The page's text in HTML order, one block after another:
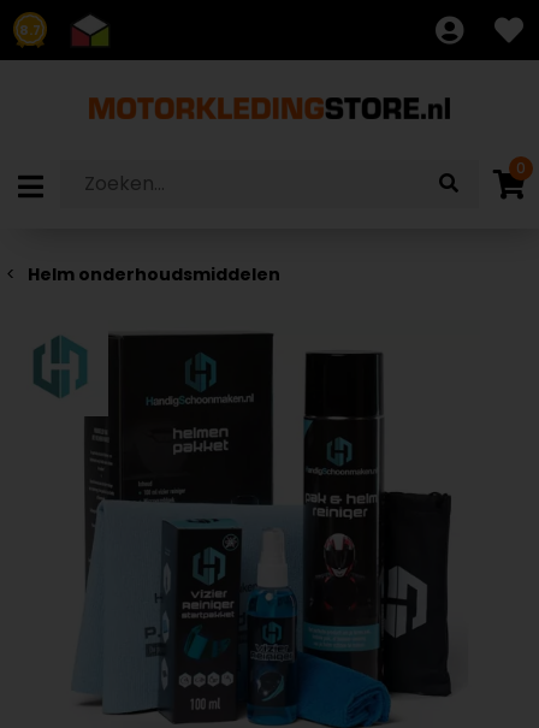
8.7
0
Helm onderhoudsmiddelen